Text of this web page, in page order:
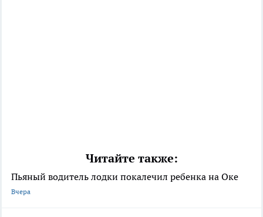
Читайте также:
Пьяный водитель лодки покалечил ребенка на Оке
Вчера